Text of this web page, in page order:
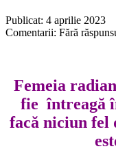
Publicat: 4 aprilie 2023
Comentarii: Fără
Femeia
fie întreagă
facă niciun fel